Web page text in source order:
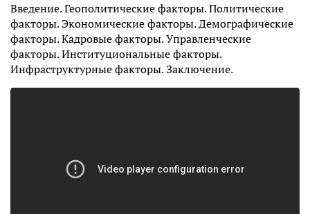
Введение. Геополитические факторы. Политические
факторы. Экономические факторы. Демографические
факторы. Кадровые факторы. Управленческие
факторы. Институциональные факторы.
Инфраструктурные факторы. Заключение.